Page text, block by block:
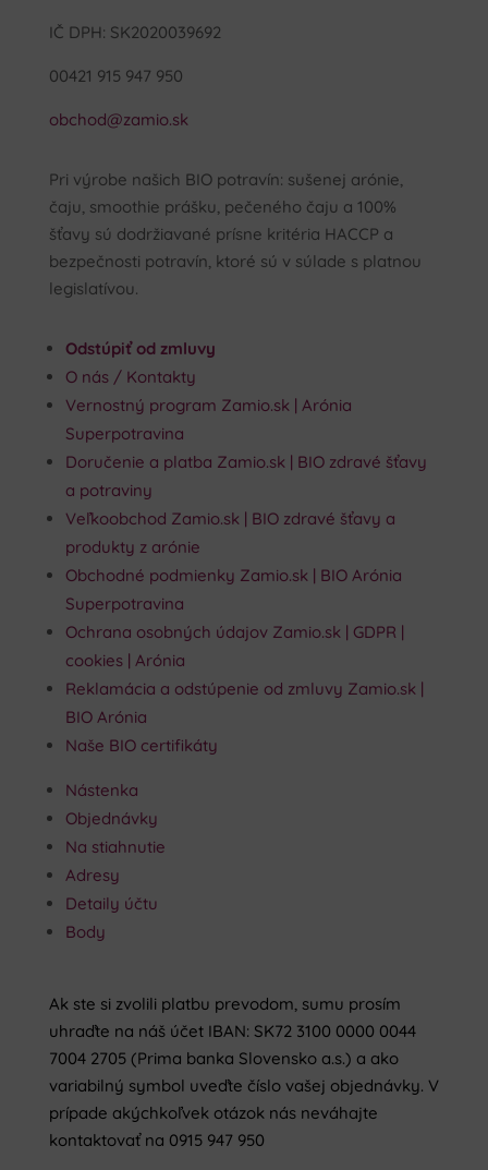
IČ DPH: SK2020039692
00421 915 947 950
obchod@zamio.sk
Pri výrobe našich BIO potravín: sušenej arónie,
čaju, smoothie prášku, pečeného čaju a 100%
šťavy sú dodržiavané prísne kritéria HACCP a
bezpečnosti potravín, ktoré sú v súlade s platnou
legislatívou.
Odstúpiť od zmluvy
O nás / Kontakty
Vernostný program Zamio.sk | Arónia
Superpotravina
Doručenie a platba Zamio.sk | BIO zdravé šťavy
a potraviny
Veľkoobchod Zamio.sk | BIO zdravé šťavy a
produkty z arónie
Obchodné podmienky Zamio.sk | BIO Arónia
Superpotravina
Ochrana osobných údajov Zamio.sk | GDPR |
cookies | Arónia
Reklamácia a odstúpenie od zmluvy Zamio.sk |
BIO Arónia
Naše BIO certifikáty
Nástenka
Objednávky
Na stiahnutie
Adresy
Detaily účtu
Body
Ak ste si zvolili platbu prevodom, sumu prosím
uhraďte na náš účet IBAN: SK72 3100 0000 0044
7004 2705 (Prima banka Slovensko a.s.) a ako
variabilný symbol uveďte číslo vašej objednávky. V
prípade akýchkoľvek otázok nás neváhajte
kontaktovať na 0915 947 950